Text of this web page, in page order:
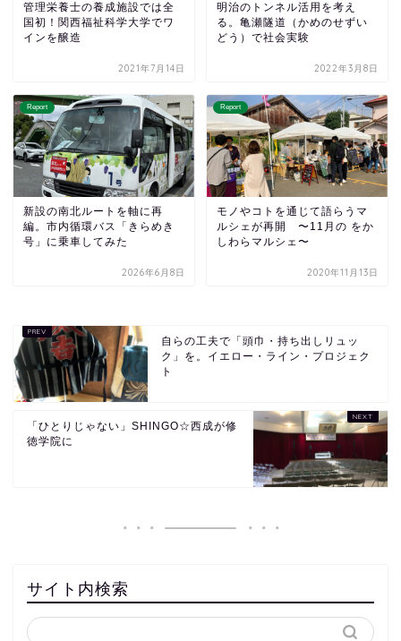
管理栄養士の養成施設では全
国初！関西福祉科学大学でワ
インを醸造
2021年7月14日
明治のトンネル活用を考え
る。亀瀬隧道（かめのせずい
どう）で社会実験
2022年3月8日
Report
新設の南北ルートを軸に再
編。市内循環バス「きらめき
号」に乗車してみた
2026年6月8日
Report
モノやコトを通じて語らうマ
ルシェが再開 〜11月の をか
しわらマルシェ〜
2020年11月13日
自らの工夫で「頭巾・持ち出しリュッ
ク」を。イエロー・ライン・プロジェク
ト
「ひとりじゃない」SHINGO☆西成が修
徳学院に
サイト内検索